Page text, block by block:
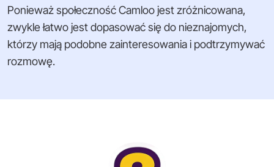
Ponieważ społeczność Camloo jest zróżnicowana,
zwykle łatwo jest dopasować się do nieznajomych,
którzy mają podobne zainteresowania i podtrzymywać
rozmowę.